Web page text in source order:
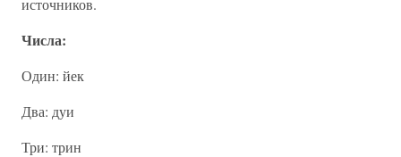
источников.
Числа:
Один: йек
Два: дуи
Три: трин